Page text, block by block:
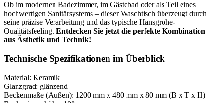
Ob im modernen Badezimmer, im Gästebad oder als Teil eines
hochwertigen Sanitärsystems – dieser Waschtisch überzeugt durch
seine präzise Verarbeitung und das typische Hansgrohe-
Qualitätsfeeling. Entdecken Sie jetzt die perfekte Kombination
aus Ästhetik und Technik!
Technische Spezifikationen im Überblick
Material: Keramik
Glanzgrad: glänzend
Beckenmaße (Außen): 1200 mm x 480 mm x 80 mm (B x T x H)